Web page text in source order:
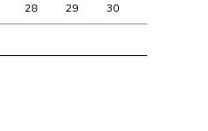
28 29 30